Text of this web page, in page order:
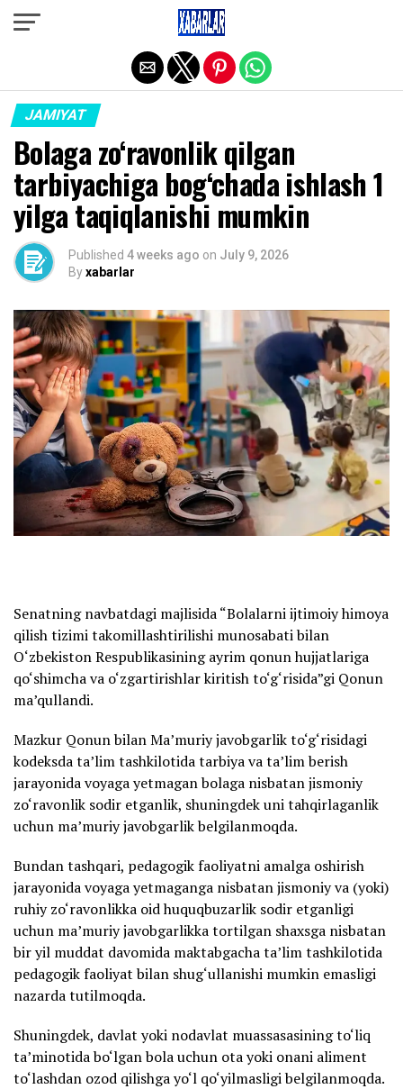
JAMIYAT
Bolaga zo‘ravonlik qilgan
tarbiyachiga bog‘chada ishlash 1
yilga taqiqlanishi mumkin
Published 4 weeks ago on July 9, 2026
Byxabarlar
Senatning navbatdagi majlisida “Bolalarni ijtimoiy himoya
qilish tizimi takomillashtirilishi munosabati bilan
O‘zbekiston Respublikasining ayrim qonun hujjatlariga
qo‘shimcha va o‘zgartirishlar kiritish to‘g‘risida”gi Qonun
ma’qullandi.
Mazkur Qonun bilan Ma’muriy javobgarlik to‘g‘risidagi
kodeksda ta’lim tashkilotida tarbiya va ta’lim berish
jarayonida voyaga yetmagan bolaga nisbatan jismoniy
zo‘ravonlik sodir etganlik, shuningdek uni tahqirlaganlik
uchun ma’muriy javobgarlik belgilanmoqda.
Bundan tashqari, pedagogik faoliyatni amalga oshirish
jarayonida voyaga yetmaganga nisbatan jismoniy va (yoki)
ruhiy zo‘ravonlikka oid huquqbuzarlik sodir etganligi
uchun ma’muriy javobgarlikka tortilgan shaxsga nisbatan
bir yil muddat davomida maktabgacha ta’lim tashkilotida
pedagogik faoliyat bilan shug‘ullanishi mumkin emasligi
nazarda tutilmoqda.
Shuningdek, davlat yoki nodavlat muassasasining to‘liq
ta’minotida bo‘lgan bola uchun ota yoki onani aliment
to‘lashdan ozod qilishga yo‘l qo‘yilmasligi belgilanmoqda.
Exit mobile version